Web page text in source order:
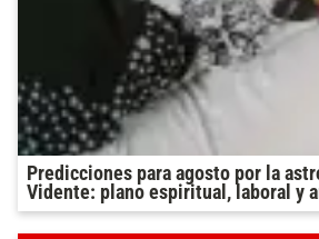
Predicciones para agosto por la
Vidente: plano espiritual, laboral y